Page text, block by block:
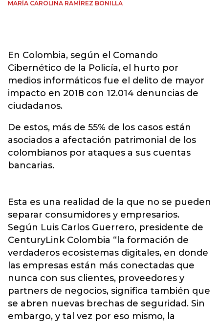
MARÍA CAROLINA RAMÍREZ BONILLA
En Colombia, según el Comando
Cibernético de la Policía, el hurto por
medios informáticos fue el delito de mayor
impacto en 2018 con 12.014 denuncias de
ciudadanos.
De estos, más de 55% de los casos están
asociados a afectación patrimonial de los
colombianos por ataques a sus cuentas
bancarias.
Esta es una realidad de la que no se pueden
separar consumidores y empresarios.
Según Luis Carlos Guerrero, presidente de
CenturyLink Colombia “la formación de
verdaderos ecosistemas digitales, en donde
las empresas están más conectadas que
nunca con sus clientes, proveedores y
partners de negocios, significa también que
se abren nuevas brechas de seguridad. Sin
embargo, y tal vez por eso mismo, la